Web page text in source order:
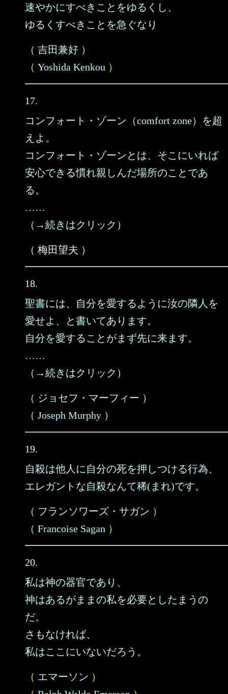
速やかにすべきことをゆるくし、
ゆるくすべきことを急ぐなり
（ 吉田兼好 ）
（ Yoshida Kenkou ）
17.
コンフォート・ゾーン（comfort zone）を超
えよ。
コンフォート・ゾーンとは、そこにいれば
安心できる慣れ親しんだ場所のことであ
る。
……
（→続きはクリック）
（ 梅田望夫 ）
18.
聖書には、自分を愛するように汝の隣人を
愛せよ、と書いてあります。
自分を愛することがまず先に来ます。
……
（→続きはクリック）
（ ジョセフ・マーフィー ）
（ Joseph Murphy ）
19.
自殺は他人に自分の死を押しつける行為、
エレガントな自殺なんて稀(まれ)です。
（ フランソワーズ・サガン ）
（ Francoise Sagan ）
20.
私は神の器官であり、
神はあるがままの私を必要としたまうの
だ。
さもなければ、
私はここにいないだろう。
（ エマーソン ）